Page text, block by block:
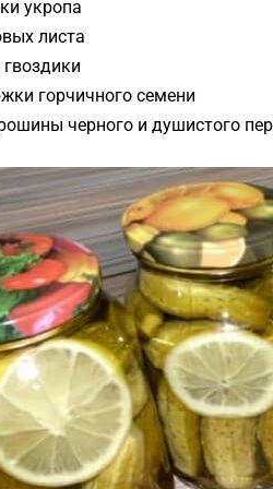
укропа
листа
гвоздики
горчичного семени
черного и душистого